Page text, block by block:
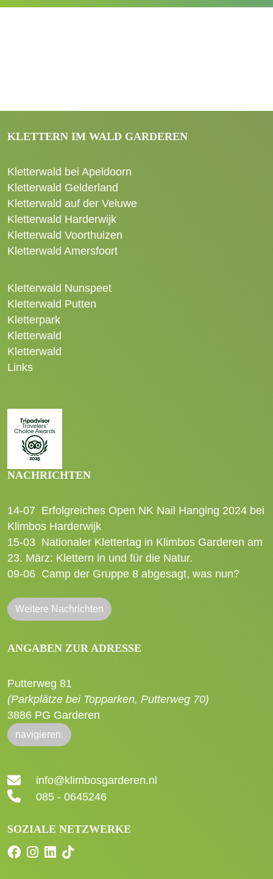
KLETTERN IM WALD GARDEREN
Kletterwald bei Apeldoorn
Kletterwald Gelderland
Kletterwald auf der Veluwe
Kletterwald Harderwijk
Kletterwald Voorthuizen
Kletterwald Amersfoort
Kletterwald Nunspeet
Kletterwald Putten
Kletterpark
Kletterwald
Kletterwald
Links
NACHRICHTEN
14-07 Erfolgreiches Open NK Nail Hanging 2024 bei
Klimbos Harderwijk
15-03 Nationaler Klettertag in Klimbos Garderen am
23. März: Klettern in und für die Natur.
09-06 Camp der Gruppe 8 abgesagt, was nun?
Weitere Nachrichten
ANGABEN ZUR ADRESSE
Putterweg 81
(Parkplätze bei Topparken, Putterweg 70)
3886 PG Garderen
navigieren.
info@klimbosgarderen.nl
085 - 0645246
SOZIALE NETZWERKE